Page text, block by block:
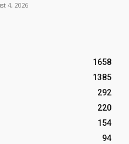
4, 2026
1658
1385
292
220
154
94